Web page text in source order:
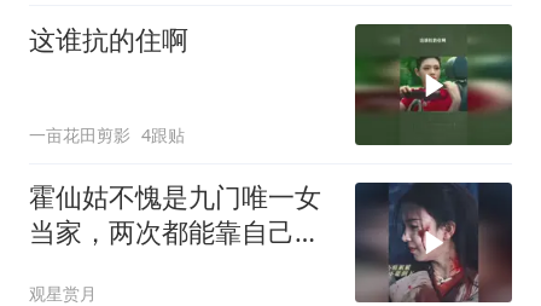
这谁抗的住啊
一亩花田剪影 4跟贴
霍仙姑不愧是九门唯一女
当家，两次都能靠自己逆
观星赏月